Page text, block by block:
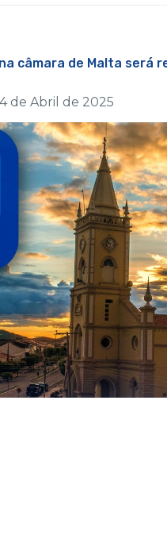
câmara de Malta será
de Abril de 2025